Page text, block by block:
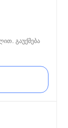
გაუქმება